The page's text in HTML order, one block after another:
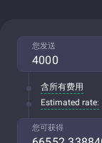
您发送
含所有费用
Estimated rate:
您可获得